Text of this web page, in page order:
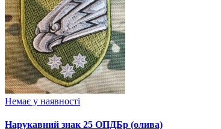
Немає у наявності
Нарукавний знак 25 ОПДБр (олива)